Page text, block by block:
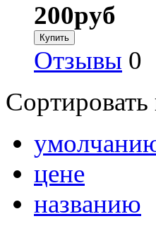
200руб
Отзывы 0
Сортировать
цене
названию